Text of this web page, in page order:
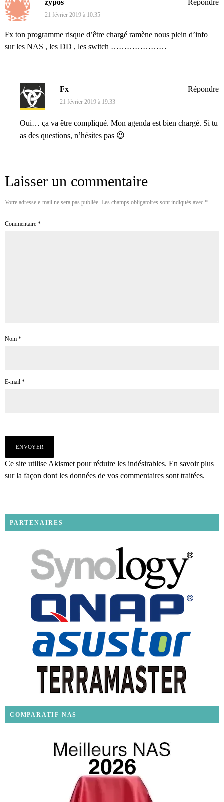
zypos
21 février 2019 à 10:35
Fx ton programme risque d’être chargé ramène nous plein d’info
sur les NAS , les DD , les switch …………………
Répondre
Fx
21 février 2019 à 19:33
Oui… ça va être compliqué. Mon agenda est bien chargé. Si tu
as des questions, n’hésites pas 😉
Répondre
Laisser un commentaire
Votre adresse e-mail ne sera pas publiée. Les champs obligatoires sont indiqués avec *
Commentaire *
Nom *
E-mail *
Ce site utilise Akismet pour réduire les indésirables. En savoir plus
sur la façon dont les données de vos commentaires sont traitées.
PARTENAIRES
COMPARATIF NAS